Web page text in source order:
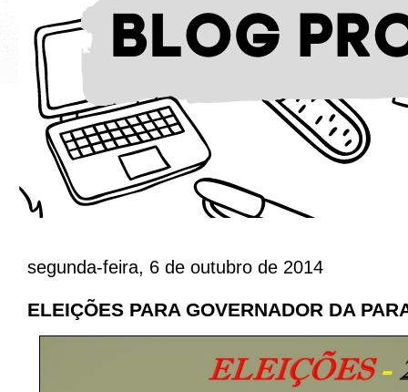
segunda-feira, 6 de outubro de 2014
ELEIÇÕES PARA GOVERNADOR DA